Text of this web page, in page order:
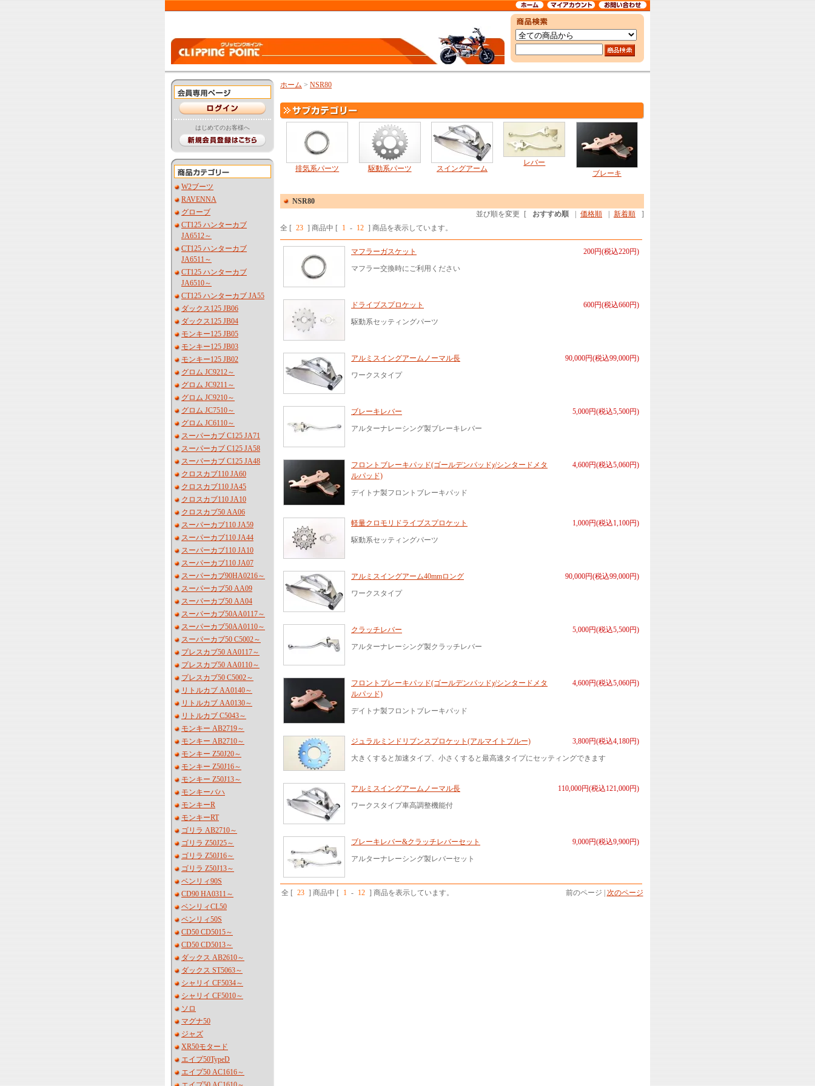
はじめてのお客様へ
W2ブーツ
RAVENNA
グローブ
CT125 ハンターカブ
JA6512～
CT125 ハンターカブ
JA6511～
CT125 ハンターカブ
JA6510～
CT125 ハンターカブ JA55
ダックス125 JB06
ダックス125 JB04
モンキー125 JB05
モンキー125 JB03
モンキー125 JB02
グロム JC9212～
グロム JC9211～
グロム JC9210～
グロム JC7510～
グロム JC6110～
スーパーカブ C125 JA71
スーパーカブ C125 JA58
スーパーカブ C125 JA48
クロスカブ110 JA60
クロスカブ110 JA45
クロスカブ110 JA10
クロスカブ50 AA06
スーパーカブ110 JA59
スーパーカブ110 JA44
スーパーカブ110 JA10
スーパーカブ110 JA07
スーパーカブ90HA0216～
スーパーカブ50 AA09
スーパーカブ50 AA04
スーパーカブ50AA0117～
スーパーカブ50AA0110～
スーパーカブ50 C5002～
プレスカブ50 AA0117～
プレスカブ50 AA0110～
プレスカブ50 C5002～
リトルカブ AA0140～
リトルカブ AA0130～
リトルカブ C5043～
モンキー AB2719～
モンキー AB2710～
モンキー Z50J20～
モンキー Z50J16～
モンキー Z50J13～
モンキーバハ
モンキーR
モンキーRT
ゴリラ AB2710～
ゴリラ Z50J25～
ゴリラ Z50J16～
ゴリラ Z50J13～
ベンリィ90S
CD90 HA0311～
ベンリィCL50
ベンリィ50S
CD50 CD5015～
CD50 CD5013～
ダックス AB2610～
ダックス ST5063～
シャリイ CF5034～
シャリイ CF5010～
ソロ
マグナ50
ジャズ
XR50モタード
エイプ50TypeD
エイプ50 AC1616～
ホーム > NSR80
排気系パーツ 駆動系パーツ スイングアーム
レバー
ブレーキ
NSR80
並び順を変更
[ おすすめ順 価格順 新着順
]
全 [ 23 ] 商品中 [ 1 - 12 ] 商品を表示しています。
200円(税込220円)
マフラーガスケット
マフラー交換時にご利用ください
600円(税込660円)
ドライブスプロケット
駆動系セッティングパーツ
90,000円(税込99,000円)
アルミスイングアームノーマル長
ワークスタイプ
5,000円(税込5,500円)
ブレーキレバー
アルターナレーシング製ブレーキレバー
4,600円(税込5,060円)
フロントブレーキパッド(ゴールデンパッドχ/シンタードメタ
ルパッド)
デイトナ製フロントブレーキパッド
1,000円(税込1,100円)
軽量クロモリドライブスプロケット
駆動系セッティングパーツ
90,000円(税込99,000円)
アルミスイングアーム40mmロング
ワークスタイプ
5,000円(税込5,500円)
クラッチレバー
アルターナレーシング製クラッチレバー
4,600円(税込5,060円)
フロントブレーキパッド(ゴールデンパッドχ/シンタードメタ
ルパッド)
デイトナ製フロントブレーキパッド
3,800円(税込4,180円)
ジュラルミンドリブンスプロケット(アルマイトブルー)
大きくすると加速タイプ、小さくすると最高速タイプにセッティングできます
110,000円(税込121,000円)
アルミスイングアームノーマル長
ワークスタイプ車高調整機能付
9,000円(税込9,900円)
ブレーキレバー&クラッチレバーセット
アルターナレーシング製レバーセット
全 [ 23 ] 商品中 [ 1 - 12 ] 商品を表示しています。 前のページ | 次のページ